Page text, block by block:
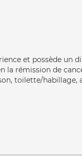
et possède un
la rémission de
toilette/habillage,